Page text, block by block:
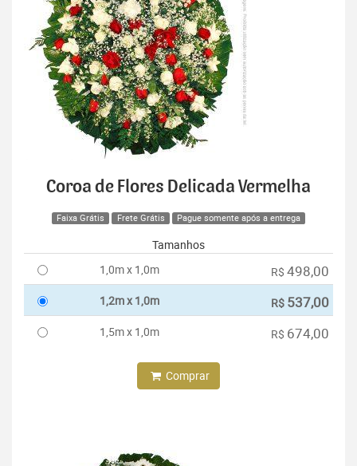
Coroa de Flores Delicada Vermelha
Faixa Grátis Frete Grátis Pague somente após a entrega
Tamanhos
1,0m x 1,0m
R$ 498,00
1,2m x 1,0m R$ 537,00
1,5m x 1,0m R$ 674,00
Comprar